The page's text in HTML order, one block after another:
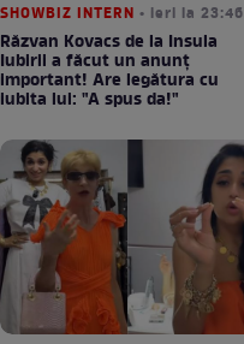
SHOWBIZ INTERN • ieri la 23:46
Răzvan Kovacs de la Insula
Iubirii a făcut un anunț
important! Are legătura cu
iubita lui: "A spus da!"